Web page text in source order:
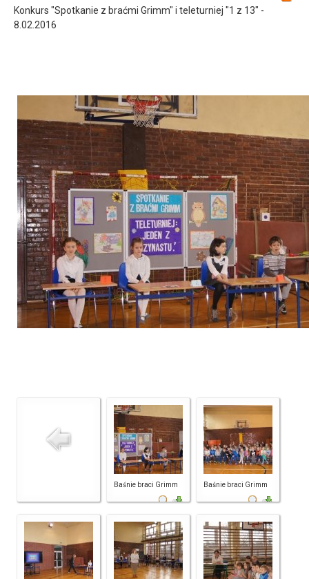
Konkurs "Spotkanie z braćmi Grimm" i teleturniej "1 z 13" -
8.02.2016
Baśnie braci Grimm Baśnie braci Grimm